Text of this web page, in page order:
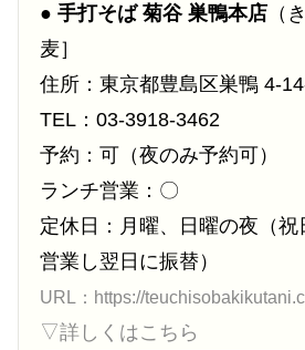
● 手打そば 菊谷 巣鴨本店 （
麦］
住所：東京都豊島区巣鴨 4-
TEL：03-3918-3462
予約：可（夜のみ予約可）
ランチ営業：〇
定休日：月曜、日曜の夜（
営業し翌日に振替）
URL：https://
▽詳しくはこちら